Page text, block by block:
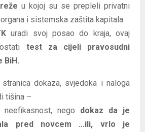
u kojoj su se prepleli privatni
i sistemska zaštita kapitala.
uradi svoj posao do kraja, ovaj
test za cijeli pravosudni
BiH.
dokaza, svjedoka i naloga
tišina –
nego dokaz da je
pred novcem …ili, vrlo je